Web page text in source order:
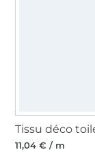
11,04 € / m